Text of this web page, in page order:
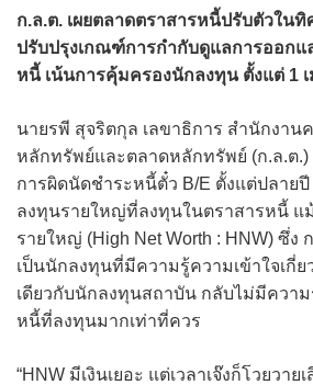
ก.ล.ต. เผยตลาดตราสารหนี้ปรับตัวใน
ปรับปรุงเกณฑ์การกำกับดูแลการออกแ
หนี้ เน้นการคุ้มครองนักลงทุน ตั้งแต่ 1
นายรพี สุจริตกุล เลขาธิการ สำนักงา
หลักทรัพย์และตลาดหลักทรัพย์ (ก.ล.ต.)
การผิดนัดชำระหนี้ตั๋ว B/E ตั้งแต่ปลาย
ลงทุนรายใหญ่ที่ลงทุนในตราสารหนี้ แ
รายใหญ่ (High Net Worth : HNW) ซึ่ง
เป็นนักลงทุนที่มีความรู้ความเข้าใจเกี่
เดียวกับนักลงทุนสถาบัน กลับไม่มีความ
หนี้ที่ลงทุนมากเท่าที่ควร
“HNW มีเงินเยอะ แต่เวลาเจ๊งก็โวยวา